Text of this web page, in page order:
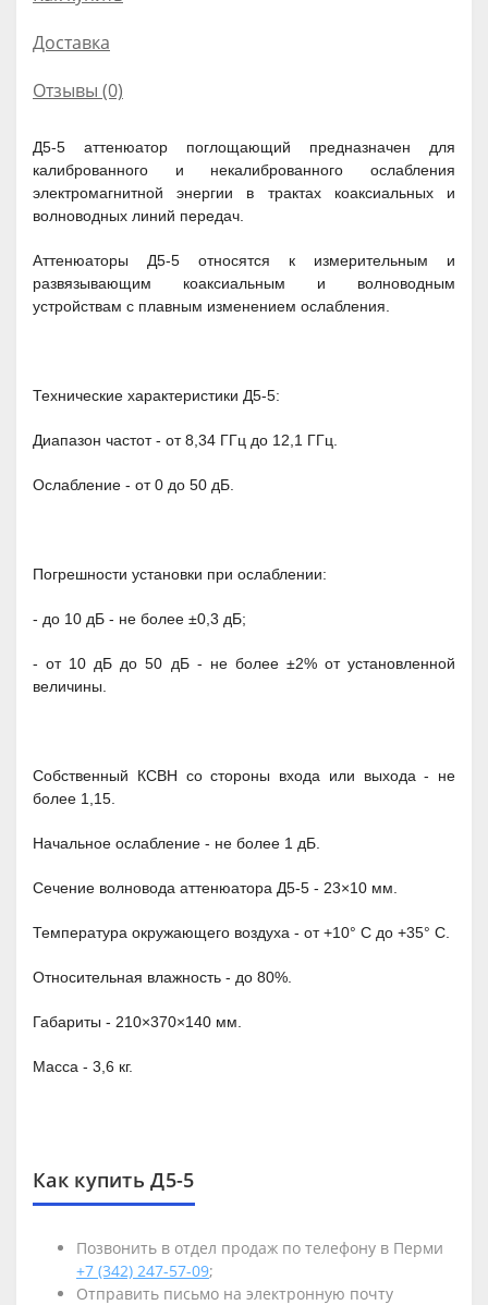
Доставка
Отзывы (0)
Д5-5 аттенюатор поглощающий предназначен для
калиброванного и некалиброванного ослабления
электромагнитной энергии в трактах коаксиальных и
волноводных линий передач.
Аттенюаторы Д5-5 относятся к измерительным и
развязывающим коаксиальным и волноводным
устройствам с плавным изменением ослабления.
Технические характеристики Д5-5:
Диапазон частот - от 8,34 ГГц до 12,1 ГГц.
Ослабление - от 0 до 50 дБ.
Погрешности установки при ослаблении:
- до 10 дБ - не более ±0,3 дБ;
- от 10 дБ до 50 дБ - не более ±2% от установленной
величины.
Собственный КСВН со стороны входа или выхода - не
более 1,15.
Начальное ослабление - не более 1 дБ.
Сечение волновода аттенюатора Д5-5 - 23×10 мм.
Температура окружающего воздуха - от +10° С до +35° С.
Относительная влажность - до 80%.
Габариты - 210×370×140 мм.
Масса - 3,6 кг.
Как купить Д5-5
Позвонить в отдел продаж по телефону в Перми
+7 (342) 247-57-09;
Отправить письмо на электронную почту